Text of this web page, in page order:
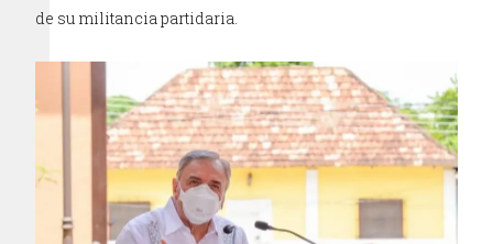
de su militancia partidaria.